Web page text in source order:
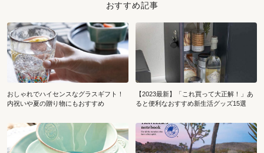
おすすめ記事
おしゃれでハイセンスなグラスギフト！
内祝いや夏の贈り物にもおすすめ
【2023最新】「これ買って大正解！」あ
ると便利なおすすめ新生活グッズ15選